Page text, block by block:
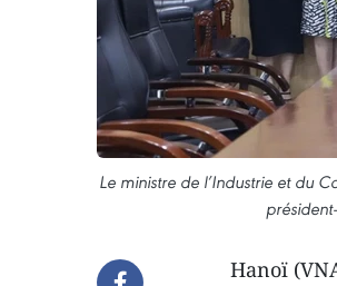
Le ministre de l’Industrie et du
Hanoï